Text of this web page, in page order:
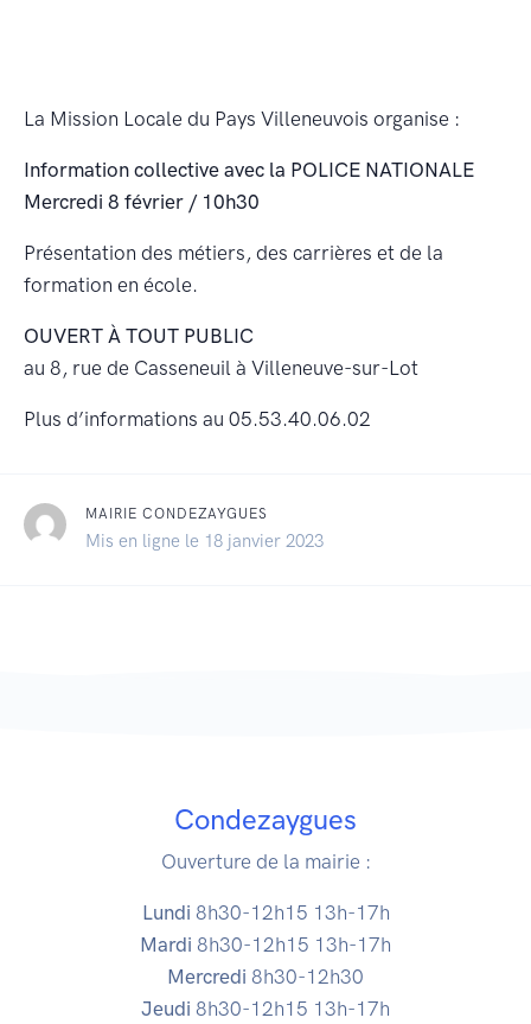
La Mission Locale du Pays Villeneuvois organise :
Information collective avec la POLICE NATIONALE
Mercredi 8 février / 10h30
Présentation des métiers, des carrières et de la
formation en école.
OUVERT À TOUT PUBLIC
au 8, rue de Casseneuil à Villeneuve-sur-Lot
Plus d’informations au 05.53.40.06.02
MAIRIE CONDEZAYGUES
Mis en ligne le 18 janvier 2023
Condezaygues
Ouverture de la mairie :
Lundi 8h30-12h15 13h-17h
Mardi 8h30-12h15 13h-17h
Mercredi 8h30-12h30
Jeudi 8h30-12h15 13h-17h